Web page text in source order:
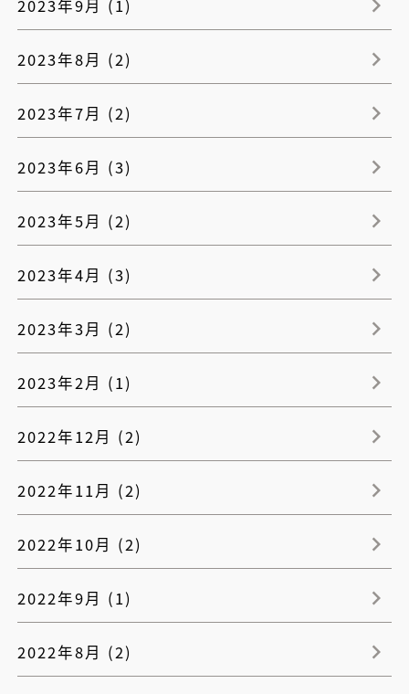
2023年9月 (1)
2023年8月 (2)
2023年7月 (2)
2023年6月 (3)
2023年5月 (2)
2023年4月 (3)
2023年3月 (2)
2023年2月 (1)
2022年12月 (2)
2022年11月 (2)
2022年10月 (2)
2022年9月 (1)
2022年8月 (2)